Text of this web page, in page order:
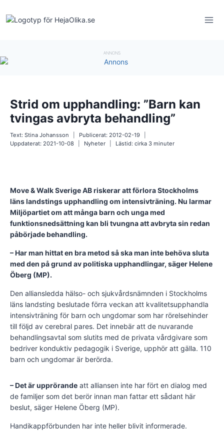
content
ANNONS
Strid om upphandling: ”Barn kan
tvingas avbryta behandling”
Text: Stina Johansson Publicerat: 2012-02-19
Uppdaterat: 2021-10-08 Nyheter Lästid: cirka 3minuter
Move & Walk Sverige AB riskerar att förlora Stockholms
läns landstings upphandling om intensivträning. Nu larmar
Miljöpartiet om att mångabarn och unga med
funktionsnedsättning kan bli tvungna att avbryta sin redan
påbörjade behandling.
– Har man hittat en bra metod så ska man inte behöva sluta
med den på grund av politiska upphandlingar, säger Helene
Öberg (MP).
Den alliansledda hälso- och sjukvårdsnämnden i Stockholms
läns landsting beslutade förra veckan att kvalitetsupphandla
intensivträning för barn och ungdomar som har rörelsehinder
till följd av cerebral pares. Det innebär att de nuvarande
behandlingsavtal som slutits med de privata vårdgivare som
bedriver konduktiv pedagogik i Sverige, upphör att gälla. 110
barn och ungdomar är berörda.
– Det är upprörande att alliansen inte har fört en dialog med
de familjer som det berör innan man fattar ett sådant här
beslut, säger Helene Öberg (MP).
Handikappförbunden har inte heller blivit informerade.